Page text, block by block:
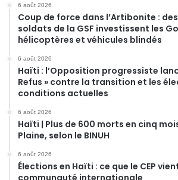
6 août 2026
Coup de force dans l’Artibonite :
soldats de la GSF investissent les
hélicoptères et véhicules blindés
6 août 2026
Haïti : l’Opposition progressiste
Refus » contre la transition et les
conditions actuelles
6 août 2026
Haïti | Plus de 600 morts en cinq
Plaine, selon le BINUH
6 août 2026
Élections en Haïti : ce que le CEP
communauté internationale